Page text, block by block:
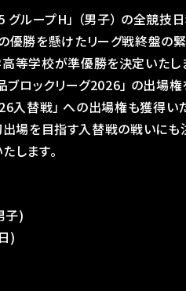
ループH」 （男子） の全競技
優勝を懸けたリーグ戦終盤の
学校が準優勝を決定いたし
ロックリーグ2026」 の出場
入替戦」 への出場権も獲得い
出場を目指す入替戦の戦いにも
します。
子)
)